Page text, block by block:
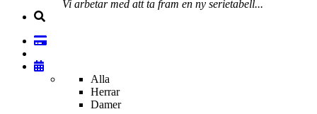
Vi arbetar med att ta fram en ny serietabell...
Alla
Herrar
Damer